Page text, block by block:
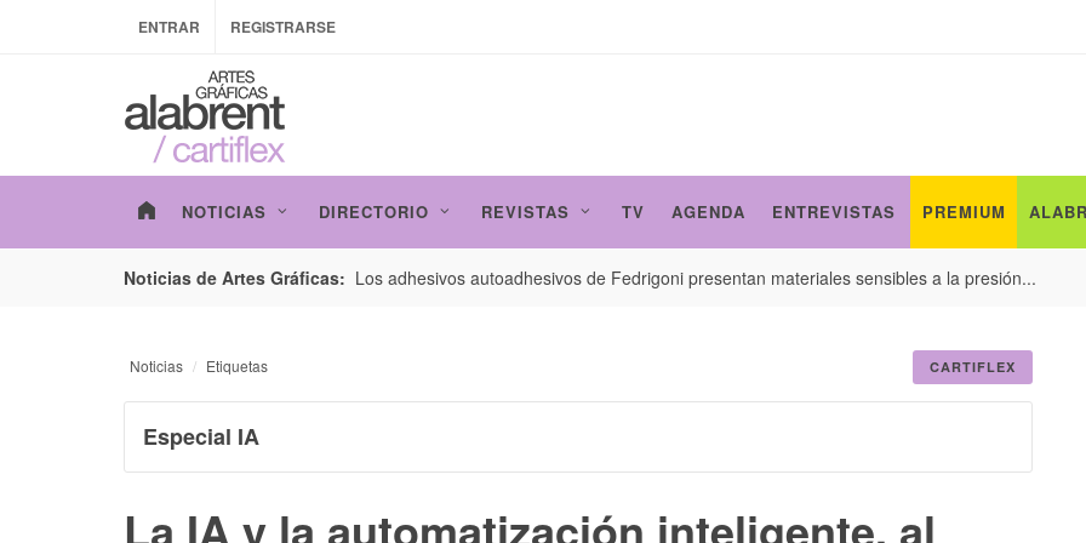
ENTRAR REGISTRARSE
NOTICIAS DIRECTORIO REVISTAS TV AGENDA ENTREVISTAS PREMIUM
Noticias de Artes Gráficas:
de envases con un nuevo estudio de Los adhesivos autoadhesivos de Fedrigoni presentan materiales sensibles a la presión...
CARTIFLEX
Noticias Etiquetas
Especial IA
La IA y la automatización inteligente, al